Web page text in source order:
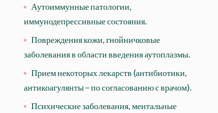
Аутоиммунные патологии,
иммунодепрессивные состояния.
Повреждения кожи, гнойничковые
заболевания в области введения аутоплазмы.
Прием некоторых лекарств (антибиотики,
антикоагулянты – по согласованию с врачом).
Психические заболевания, ментальные